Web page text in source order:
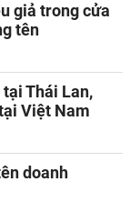
giả trong cửa
tên
Thái Lan,
Việt Nam
doanh